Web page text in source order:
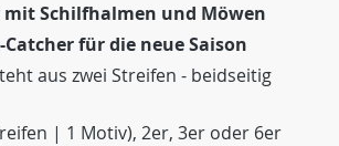
Schilfhalmen und Möwen
für die neue Saison
aus zwei Streifen - beidseitig
| 1 Motiv), 2er, 3er oder 6er